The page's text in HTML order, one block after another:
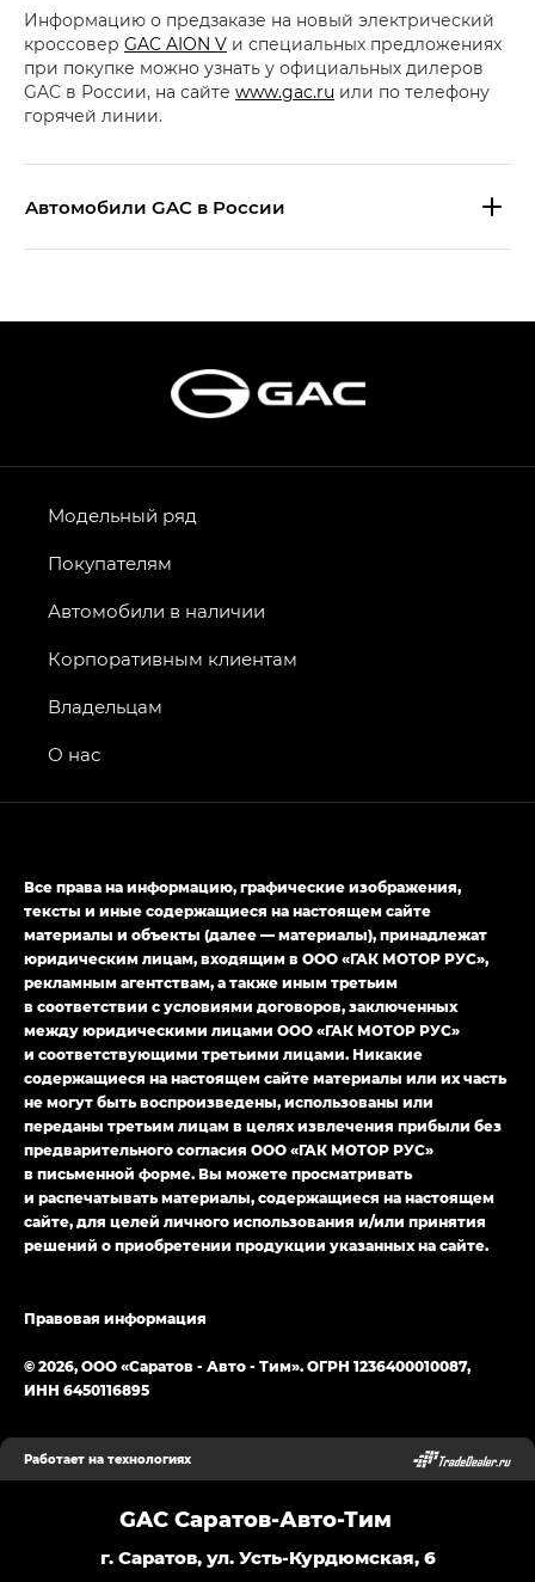
Информацию о предзаказе на новый электрический
кроссовер GAC AION V и специальных предложениях
при покупке можно узнать у официальных дилеров
GAC в России, на сайте www.gac.ru или по телефону
горячей линии.
Aвтомобили GAC в России
Эс Икс ПРЕМИУМ — SX PREMIUM
S7 — Эс 7 (S7) в комплектациях
Эс Икс ПРЕМИУМ — SX PREMIUM, Эс Тэ — ST
в комплектации Экс ПРЕМИУМ — EX PREMIUM
AION V — Айон Ви в комплектациях Экс — EX,
Джи Эс 8 ТРЭВЕЛЛЕР — GS8 TRAVELLER,
GT, Джи Эль — GL
GS4 — Джи Эс 4 (GS4) в комплектациях Джи Би
привод — GB AWD, Джи Эль Полный привод —
LOUNGE
Empow — Эмпау (Empow) в комплектации
Джи Эс — GS, Джи Эль с элементы экстерьера
в спортивном стиле — GL(S-Style)
GAC Саратов-Авто-Тим
г. Саратов, ул. Усть-Курдюмская, 6
Модельный ряд
Покупателям
Автомобили в наличии
Корпоративным клиентам
Владельцам
О нас
Все права на информацию, графические изображения,
тексты и иные содержащиеся на настоящем сайте
материалы и объекты (далее — материалы), принадлежат
юридическим лицам, входящим в ООО «ГАК МОТОР РУС»,
рекламным агентствам, а также иным третьим
в соответствии с условиями договоров, заключенных
между юридическими лицами ООО «ГАК МОТОР РУС»
и соответствующими третьими лицами. Никакие
содержащиеся на настоящем сайте материалы или их часть
не могут быть воспроизведены, использованы или
переданы третьим лицам в целях извлечения прибыли без
предварительного согласия ООО «ГАК МОТОР РУС»
в письменной форме. Вы можете просматривать
и распечатывать материалы, содержащиеся на настоящем
сайте, для целей личного использования и/или принятия
решений о приобретении продукции указанных на сайте.
© 2026, ООО «Саратов - Авто - Тим». ОГРН 1236400010087,
ИНН 6450116895
Правовая информация
Работает на технологиях